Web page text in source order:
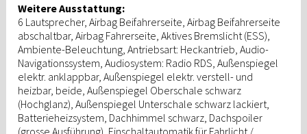
Weitere Ausstattung:
6 Lautsprecher, Airbag Beifahrerseite, Airbag Beifahrerseite
abschaltbar, Airbag Fahrerseite, Aktives Bremslicht (ESS),
Ambiente-Beleuchtung, Antriebsart: Heckantrieb, Audio-
Navigationssystem, Audiosystem: Radio RDS, Außenspiegel
elektr. anklappbar, Außenspiegel elektr. verstell- und
heizbar, beide, Außenspiegel Oberschale schwarz
(Hochglanz), Außenspiegel Unterschale schwarz lackiert,
Batterieheizsystem, Dachhimmel schwarz, Dachspoiler
(grosse Ausführung), Einschaltautomatik für Fahrlicht /